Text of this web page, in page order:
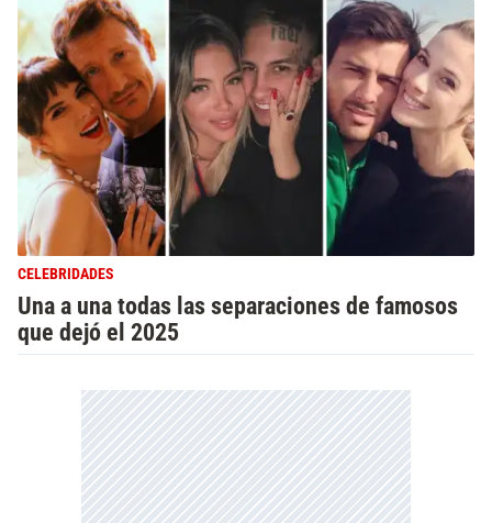
CELEBRIDADES
Una a una todas las separaciones de famosos
que dejó el 2025